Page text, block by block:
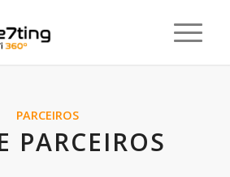
PARCEIROS
PARCEIROS